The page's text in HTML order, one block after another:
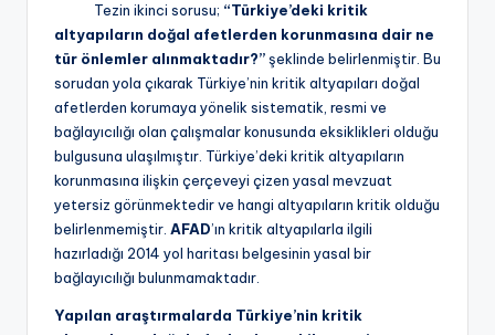
Tezin ikinci sorusu; “Türkiye’deki kritik
altyapıların doğal afetlerden korunmasına dair ne
tür önlemler alınmaktadır?”şeklinde belirlenmiştir. Bu
sorudan yola çıkarak Türkiye’nin kritik altyapıları doğal
afetlerden korumaya yönelik sistematik, resmi ve
bağlayıcılığı olan çalışmalar konusunda eksiklikleri olduğu
bulgusuna ulaşılmıştır. Türkiye’deki kritik altyapıların
korunmasına ilişkin çerçeveyi çizen yasal mevzuat
yetersiz görünmektedir ve hangi altyapıların kritik olduğu
belirlenmemiştir. AFAD’ın kritik altyapılarla ilgili
hazırladığı 2014 yol haritası belgesinin yasal bir
bağlayıcılığı bulunmamaktadır.
Yapılan araştırmalarda Türkiye’nin kritik